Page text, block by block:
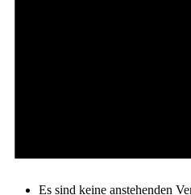
Es sind keine anstehenden